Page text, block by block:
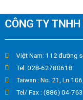
CÔNG TY
Việt Nam: 112 đường
Tel: 028-62780618
Taiwan : No. 21,
Tel/ Fax : (886) 04-